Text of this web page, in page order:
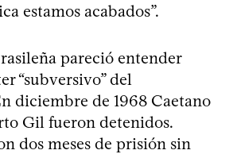
estamos acabados”.
pareció entender
“subversivo” del
diciembre de 1968 Caetano
Gil fueron detenidos.
dos meses de prisión sin